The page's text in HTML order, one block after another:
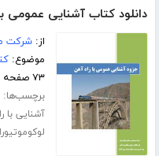
دانلود کتاب آشنایی عمومی
از:شرکت
موضوع:
۷۳ صفحه
برچسب‌ها:
آشنایی با